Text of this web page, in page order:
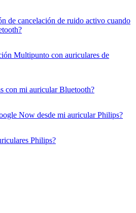
de cancelación de ruido activo cuando
Multipunto con auriculares de
con mi auricular Bluetooth?
Now desde mi auricular Philips?
Philips?